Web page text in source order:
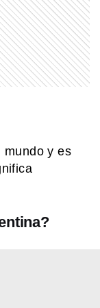
mundo y es
coincidencia
los perros se